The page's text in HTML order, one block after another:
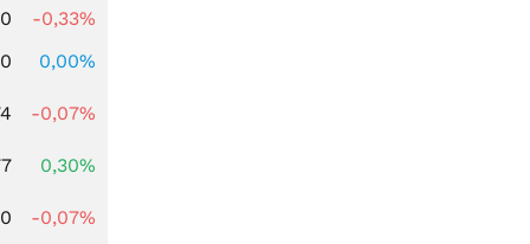
-0,33%
0,00%
-0,07%
0,30%
-0,07%